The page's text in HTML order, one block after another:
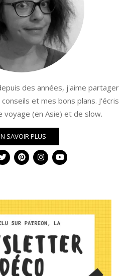
des années, j'aime partager
et mes bons plans. J'écris
voyage (en Asie) et de slow.
SAVOIR PLUS